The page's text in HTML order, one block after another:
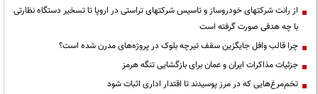
از رانت‌ شرکتهای خودروساز و تاسیس شرکتهای تراستی در اروپا تا تسخیر دستگاه نظارتی
با چه هدفی صورت گرفته است
چرا قالب وافل جایگزین سقف تیرچه بلوک در پروژه‌های مدرن شده است؟
جزئیات مذاکرات ایران و عمان برای بازگشایی تنگه هرمز
تخم‌مرغ‌هایی که در مرز پوسیدند تا اقتدار اداری اثبات شود